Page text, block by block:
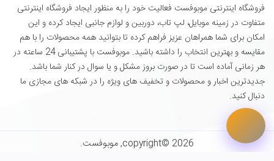
فروشگاه اینترنتی موبوفست فعالیت خود را به منظور ایجاد فروشگاه اینترنتی
متفاوت در زمینه موبایل، لپ تاب، دوربین و لوازم جانبی ایجاد کرده و این
امکان برای شما همراهان عزیز فراهم کرده تا بتوانید همه محصولات را با هم
مقایسه و بهترین انتخاب را داشته باشید. موبوفست با پشتیبانی 24 ساعته در
هر زمانی آماده است تا در صورت بروز مشکل و یا سوال در کنار شما باشد.
جدیدترین اخبار و محصولات و تخفیف های ویژه را در شبکه های مجازی ما
دنبال کنید.
copyright© 2026, موبوفست.